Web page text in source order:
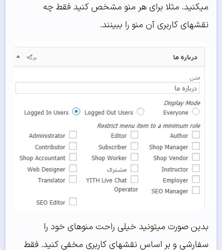
میکنید. مثلا برای هر منو مشخص کنید فقط چه
نقشهای کاربری آن منو را ببینند.
بدین صورت میتونید خیلی راحت منوهای خود را
سفارشی و بر اساس نقشهای کاربری مخفی کنید. فقط